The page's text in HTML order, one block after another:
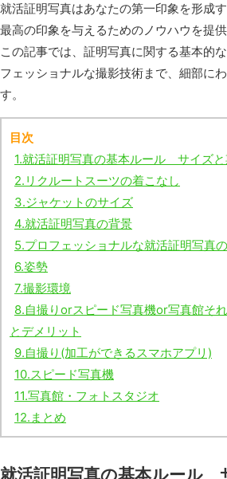
就活証明写真はあなたの第一印象を形成す
最高の印象を与えるためのノウハウを提供
この記事では、証明写真に関する基本的
フェッショナルな撮影技術まで、細部に
す。
目次
1.就活証明写真の基本ルール サイズと
2. リクルートスーツの着こなし
3.ジャケットのサイズ
4.就活証明写真の背景
5.プロフェッショナルな就活証明写真
6.姿勢
7.撮影環境
8.自撮りorスピード写真機or写真館そ
とデメリット
9.自撮り(加工ができるスマホアプリ)
10.スピード写真機
11.写真館・フォトスタジオ
12. まとめ
就活証明写真の基本ルール